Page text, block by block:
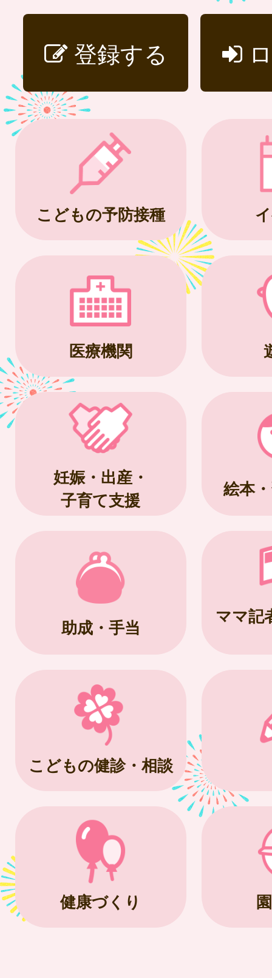
登録する
こどもの予防接種
医療機関
妊娠・出産・
子育て支援
絵本
助成・手当
ママ記
こどもの健診・相談
健康づくり